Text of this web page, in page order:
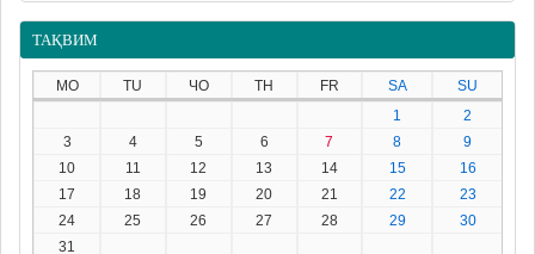
ТАҚВИМ
MO TU ЧО TH FR SA
SU
1
2
3
4 5 6 7 8
9
10
11 12 13 14 15
16
17
18 19 20 21 22
23
24
25 26 27 28 29
30
31